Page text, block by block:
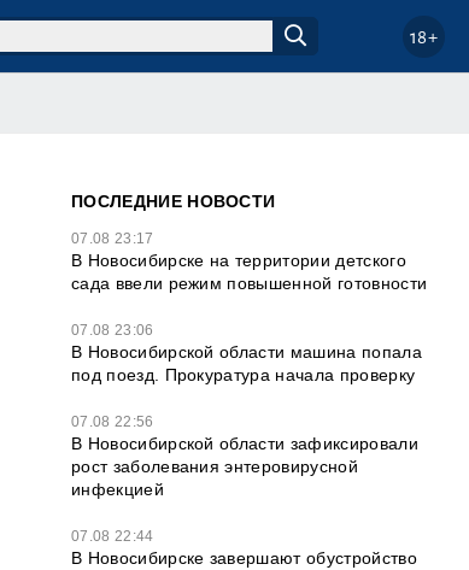
18+
ПОСЛЕДНИЕ НОВОСТИ
07.08 23:17
В Новосибирске на территории детского
сада ввели режим повышенной готовности
07.08 23:06
В Новосибирской области машина попала
под поезд. Прокуратура начала проверку
07.08 22:56
В Новосибирской области зафиксировали
рост заболевания энтеровирусной
инфекцией
07.08 22:44
В Новосибирске завершают обустройство